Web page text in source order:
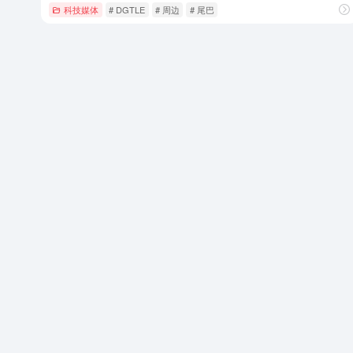
科技媒体 # DGTLE # 周边 # 尾巴